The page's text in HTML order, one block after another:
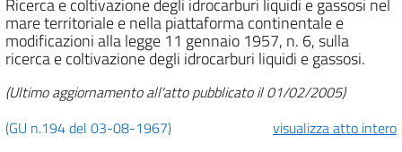
mare territoriale e nella piattaforma continentale e
modificazioni alla legge 11 gennaio 1957, n. 6, sulla
ricerca e coltivazione degli idrocarburi liquidi e gassosi.
(Ultimo aggiornamento all'atto pubblicato il 01/02/2005)
(GU n.194 del 03-08-1967)
visualizza atto intero